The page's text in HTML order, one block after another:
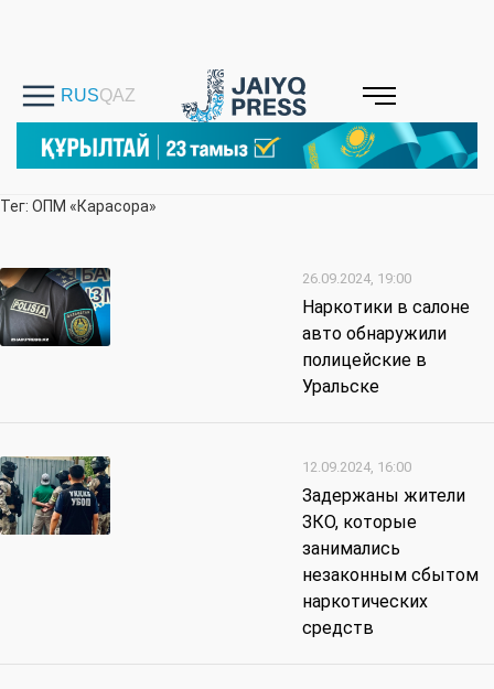
Тег: ОПМ «Карасора»
26.09.2024, 19:00
Наркотики в салоне
авто обнаружили
полицейские в
Уральске
12.09.2024, 16:00
Задержаны жители
ЗКО, которые
занимались
незаконным сбытом
наркотических
средств